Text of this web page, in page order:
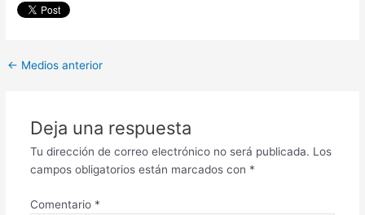
← Medios anterior
Deja una respuesta
Tu dirección de correo electrónico no será publicada. Los
campos obligatorios están marcados con *
Comentario *